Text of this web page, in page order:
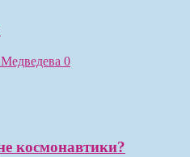
0
космонавтики?